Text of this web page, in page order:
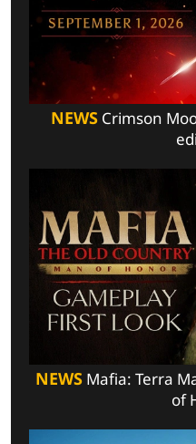
NEWSCrimson
NEWS Mafia: Terra
of